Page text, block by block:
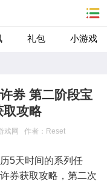
礼包 小游戏
券 第二阶段宝
取攻略
戏网 作者：Reset
5天时间的系列任
券获取攻略，第二次